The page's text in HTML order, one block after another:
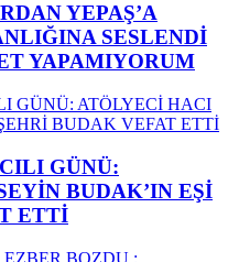
YEPAŞ’A
SESLENDİ
YAPAMIYORUM
GÜNÜ:
BUDAK’IN EŞİ
ETTİ